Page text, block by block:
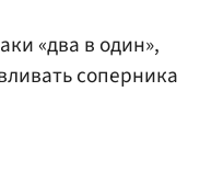
«два в один»,
соперника